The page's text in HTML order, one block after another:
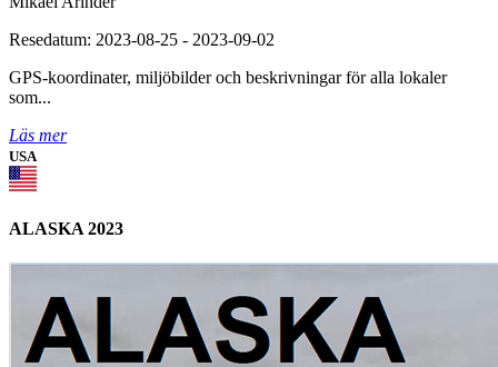
Resedatum: 2023-08-25 - 2023-09-02
GPS-koordinater, miljöbilder och beskrivningar för alla lokaler
som...
Läs mer
USA
ALASKA 2023